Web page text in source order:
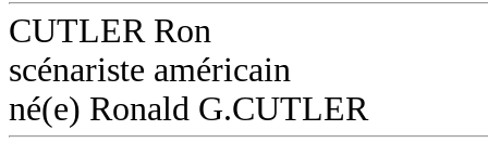
CUTLER Ron
scénariste américain
né(e) Ronald G.CUTLER